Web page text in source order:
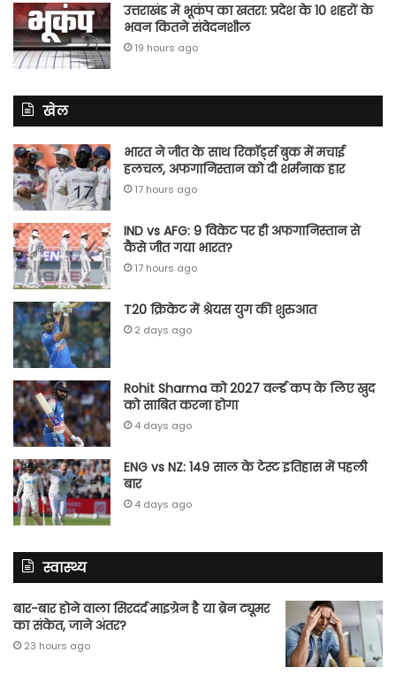
उत्तराखंड में भूकंप का खतरा: प्रदेश के 10 शहरों के
भवन कितने संवेदनशील
19 hours ago
खेल
भारत ने जीत के साथ रिकॉर्ड्स बुक में मचाई
हलचल, अफगानिस्तान को दी शर्मनाक हार
17 hours ago
IND vs AFG: 9 विकेट पर ही अफगानिस्तान से
कैसे जीत गया भारत?
17 hours ago
T20 क्रिकेट में श्रेयस युग की शुरुआत
2 days ago
Rohit Sharma को 2027 वर्ल्‍ड कप के लिए खुद
को साबित करना होगा
4 days ago
ENG vs NZ: 149 साल के टेस्‍ट इतिहास में पहली
बार
4 days ago
स्वास्थ्य
बार-बार होने वाला सिरदर्द माइग्रेन है या ब्रेन ट्यूमर
का संकेत, जाने अंतर?
23 hours ago